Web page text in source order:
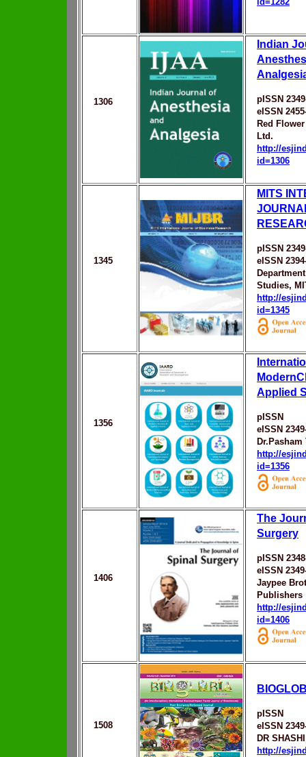
1306
Indian
pISSN
eISSN
Red
Ltd.
http://
id=1306
1345
MITS
pISSN
eISSN
Studies,
http://
id=1345
1356
Applied
pISSN
eISSN
http://
id=1356
1406
The
Surgery
pISSN
eISSN
Jaypee
Publishers
http://
id=1406
1508
pISSN
eISSN
DR
http://